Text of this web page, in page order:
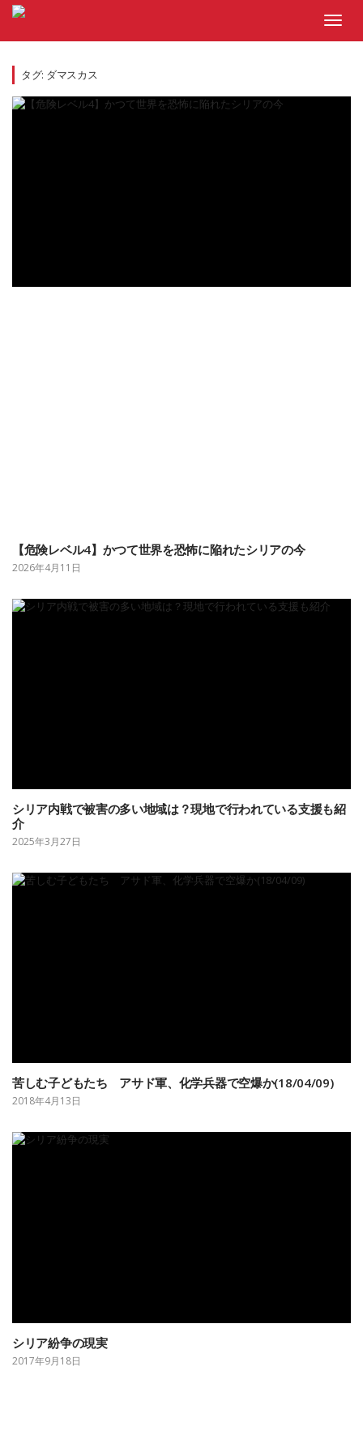
Skip
タグ: ダマスカス
【危険レベル4】かつて世界を恐怖に陥れたシリアの今
2026年4月11日
シリア内戦で被害の多い地域は？現地で行われている支援も紹
介
2025年3月27日
苦しむ子どもたち アサド軍、化学兵器で空爆か(18/04/09)
2018年4月13日
シリア紛争の現実
2017年9月18日